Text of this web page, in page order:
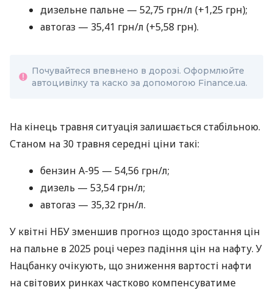
дизельне пальне — 52,75 грн/л (+1,25 грн);
автогаз — 35,41 грн/л (+5,58 грн).
Почувайтеся впевнено в дорозі. Оформлюйте
автоцивілку та каско за допомогою Finance.ua.
На кінець травня ситуація залишається стабільною.
Станом на 30 травня середні ціни такі:
бензин А-95 — 54,56 грн/л;
дизель — 53,54 грн/л;
автогаз — 35,32 грн/л.
У квітні НБУ зменшив прогноз щодо зростання цін
на пальне в 2025 році через падіння цін на нафту. У
Нацбанку очікують, що зниження вартості нафти
на світових ринках частково компенсуватиме